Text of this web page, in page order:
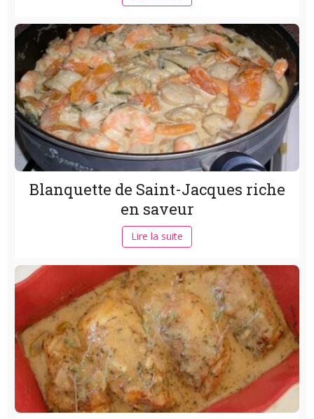
Blanquette de Saint-Jacques riche
en saveur
Lire la suite